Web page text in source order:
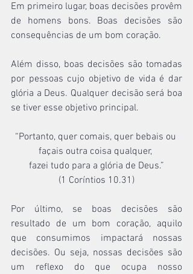
Em primeiro lugar, boas decisões provêm
de homens bons. Boas decisões são
consequências de um bom coração.
Além disso, boas decisões são tomadas
por pessoas cujo objetivo de vida é dar
glória a Deus. Qualquer decisão será boa
se tiver esse objetivo principal.
“Portanto, quer comais, quer bebais ou
façais outra coisa qualquer,
fazei tudo para a glória de Deus.”
(1 Coríntios 10.31)
Por último, se boas decisões são
resultado de um bom coração, aquilo
que consumimos impactará nossas
decisões. Ou seja, nossas decisões são
um reflexo do que ocupa nosso